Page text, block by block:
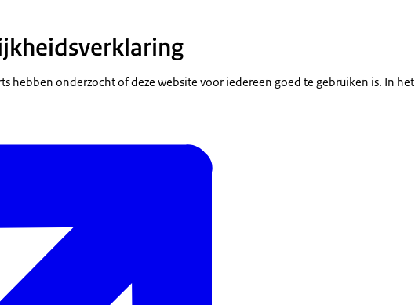
hebben onderzocht of deze website voor iedereen goed te gebruiken is. In het